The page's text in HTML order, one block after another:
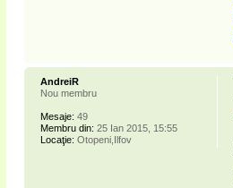
AndreiR
Nou membru
Mesaje: 49
Membru din: 25 Ian 2015, 15:55
Locaţie: Otopeni,Ilfov